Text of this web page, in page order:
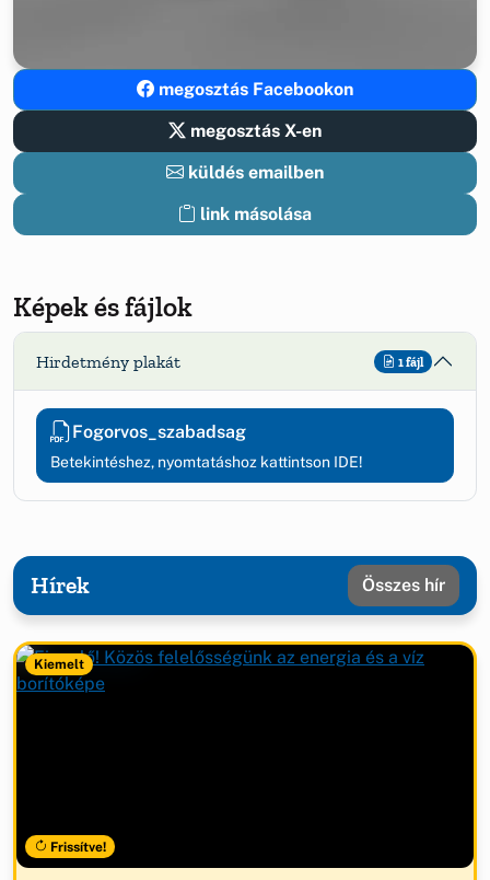
megosztás Facebookon
megosztás X-en
küldés emailben
link másolása
Képek és fájlok
Hirdetmény plakát 1 fájl
Fogorvos_szabadsag
Betekintéshez, nyomtatáshoz kattintson IDE!
Hírek Összes hír
Kiemelt
Frissítve!